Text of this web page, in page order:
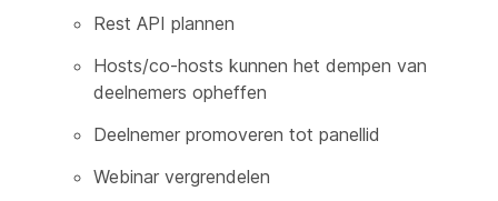
Rest API plannen
Hosts/co-hosts kunnen het dempen van
deelnemers opheffen
Deelnemer promoveren tot panellid
Webinar vergrendelen